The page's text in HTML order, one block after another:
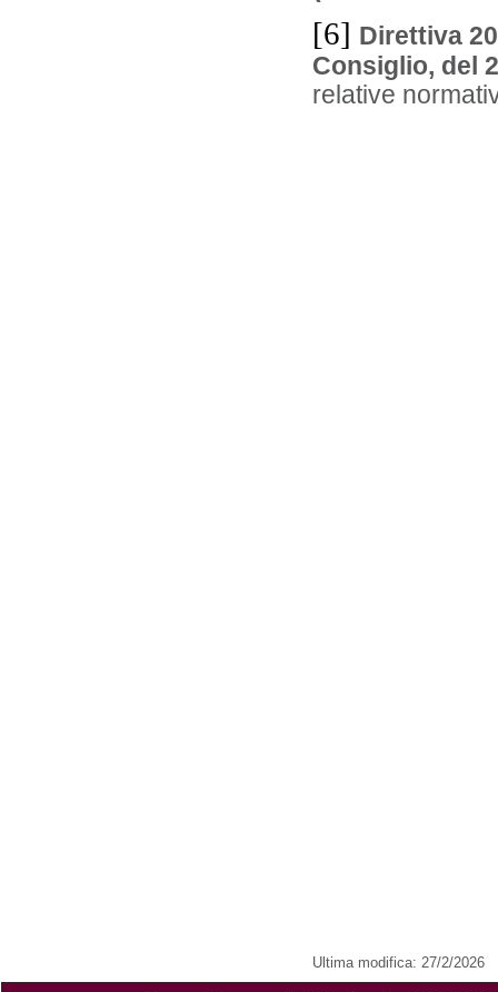
[6] Direttiva
Consiglio, del
relative
Ultima modifica: 27/2/2026